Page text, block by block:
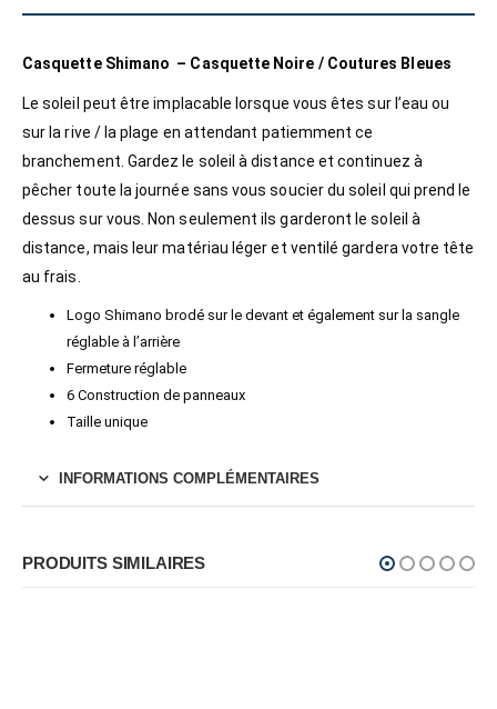
Casquette Shimano – Casquette Noire / Coutures Bleues
Le soleil peut être implacable lorsque vous êtes sur l’eau ou
sur la rive / la plage en attendant patiemment ce
branchement. Gardez le soleil à distance et continuez à
pêcher toute la journée sans vous soucier du soleil qui prend le
dessus sur vous. Non seulement ils garderont le soleil à
distance, mais leur matériau léger et ventilé gardera votre tête
au frais.
Logo Shimano brodé sur le devant et également sur la sangle
réglable à l’arrière
Fermeture réglable
6 Construction de panneaux
Taille unique
INFORMATIONS COMPLÉMENTAIRES
PRODUITS SIMILAIRES